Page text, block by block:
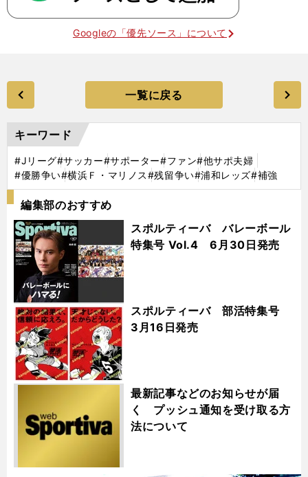
Googleの「優先ソース」について
一覧に戻る
キーワード
#Jリーグ#サッカー#サポーター#ファン#他サポ夫婦
#優勝争い#横浜Ｆ・マリノス#残留争い#浦和レッズ#補強
編集部のおすすめ
スポルティーバ バレーボール
特集号 Vol.4 6月30日発売
スポルティーバ 部活特集号
3月16日発売
最新記事などのお知らせが届
く プッシュ通知を受け取る方
法について